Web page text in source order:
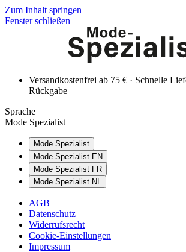
Zum Inhalt springen
Fenster schließen
Versandkostenfrei ab 75 € · Schnelle
Rückgabe
Sprache
Mode Spezialist
Mode Spezialist
Mode Spezialist EN
Mode Spezialist FR
Mode Spezialist NL
AGB
Datenschutz
Widerrufsrecht
Cookie-Einstellungen
Impressum